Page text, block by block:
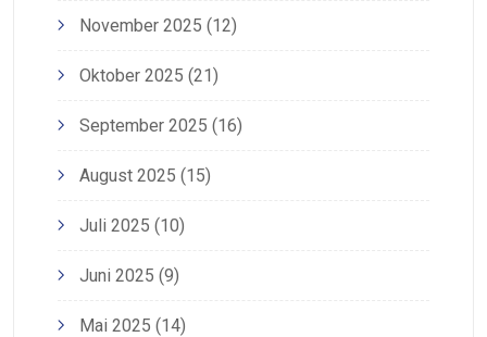
November 2025 (12)
Oktober 2025 (21)
September 2025 (16)
August 2025 (15)
Juli 2025 (10)
Juni 2025 (9)
Mai 2025 (14)